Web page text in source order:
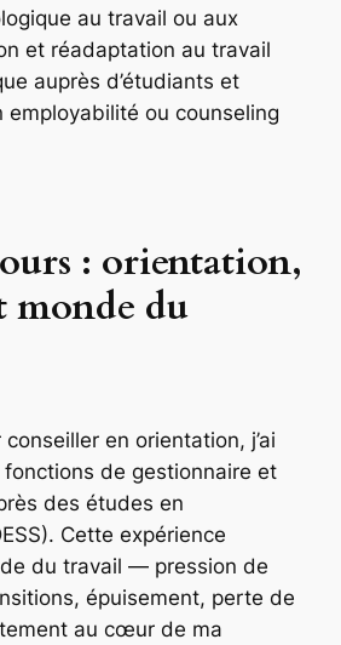
au travail ou aux
et réadaptation au travail
auprès d’étudiants et
employabilité ou counseling
: orientation,
monde du
en orientation, j’ai
de gestionnaire et
des études en
Cette expérience
du travail — pression de
épuisement, perte de
au cœur de ma